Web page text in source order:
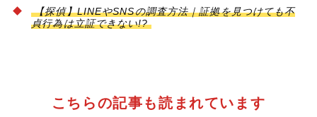
【探偵】LINEやSNSの調査方法｜証拠を見つけても不
貞行為は立証できない!?
こちらの記事も読まれています